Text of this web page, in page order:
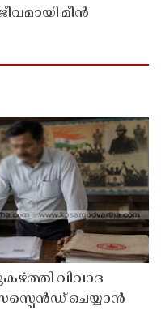
മീൻ
വിവാദ
ചെയ്യാൻ